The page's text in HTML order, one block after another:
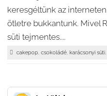
keresgéltünk az
ötletre bukkantunk. Mivel
süti tejmentes....
cakepop, csokoládé, karácsonyi süti,